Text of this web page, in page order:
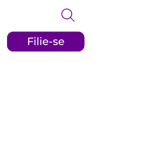
Filie-se